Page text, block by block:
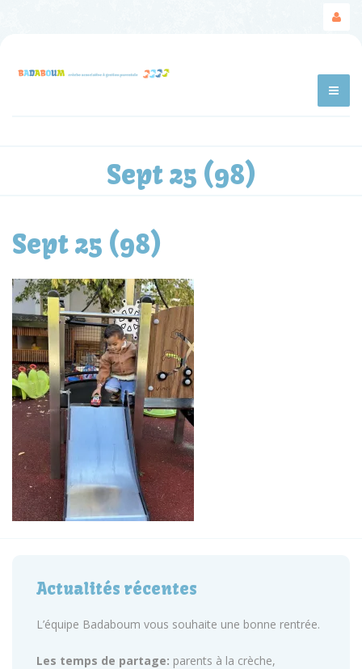
Sept 25 (98)
Sept 25 (98)
Actualités récentes
L’équipe Badaboum vous souhaite une bonne rentrée.
Les temps de partage: parents à la crèche,